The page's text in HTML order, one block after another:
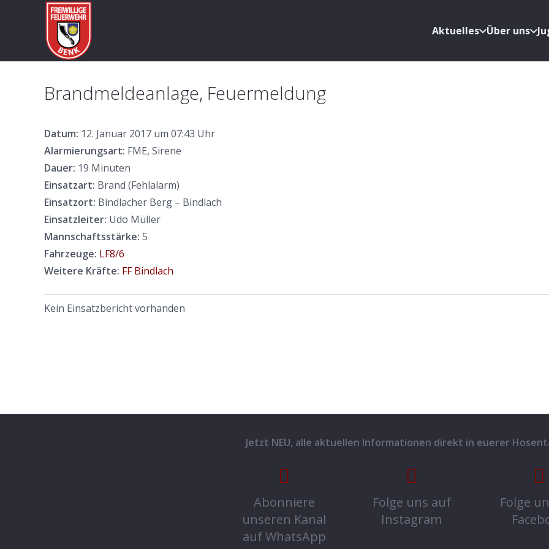
Aktuelles Über uns
Brandmeldeanlage, Feuermeldung
Datum: 12. Januar 2017 um 07:43 Uhr
Alarmierungsart: FME, Sirene
Dauer: 19 Minuten
Einsatzart: Brand (Fehlalarm)
Einsatzort: Bindlacher Berg – Bindlach
Einsatzleiter: Udo Müller
Mannschaftsstärke: 5
Fahrzeuge: LF8/6
Weitere Kräfte: FF Bindlach
Kein Einsatzbericht vorhanden
Jetzt NEU, alle aktuellen Informationen direkt in euerer
Abonniere
unseren Kanal
auf WhatsApp
Folge uns auf
Instagram
Folge